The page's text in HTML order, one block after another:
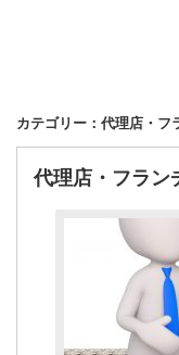
カテゴリー：代理店・フ
代理店・フラン